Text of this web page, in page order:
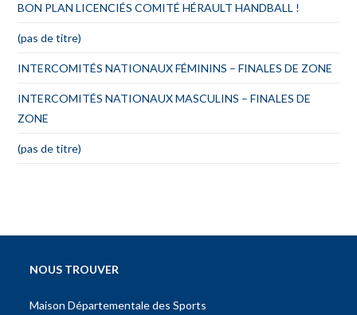
BON PLAN LICENCIÉS COMITÉ HÉRAULT HANDBALL !
(pas de titre)
INTERCOMITÉS NATIONAUX FÉMININS – FINALES DE ZONE
INTERCOMITÉS NATIONAUX MASCULINS – FINALES DE
ZONE
(pas de titre)
NOUS TROUVER
Maison Départementale des Sports